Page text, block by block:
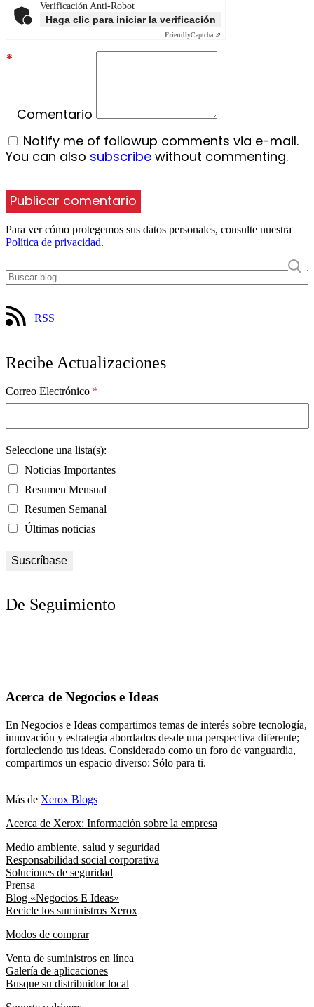
Verificación Anti-Robot
Haga clic para iniciar la verificación
FriendlyCaptcha ⇗
Comentario
*
Notify me of followup comments via e-mail.
You can also subscribe without commenting.
Para ver cómo protegemos sus datos personales, consulte nuestra
Política de privacidad.
RSS
Recibe Actualizaciones
Correo Electrónico *
Seleccione una lista(s):
Noticias Importantes
Resumen Mensual
Resumen Semanal
Últimas noticias
De Seguimiento
Acerca de Negocios e Ideas
En Negocios e Ideas compartimos temas de interés sobre tecnología,
innovación y estrategia abordados desde una perspectiva diferente;
fortaleciendo tus ideas. Considerado como un foro de vanguardia,
compartimos un espacio diverso: Sólo para ti.
Más de Xerox Blogs
Acerca de Xerox: Información sobre la empresa
Medio ambiente, salud y seguridad
Responsabilidad social corporativa
Soluciones de seguridad
Prensa
Blog «Negocios E Ideas»
Recicle los suministros Xerox
Modos de comprar
Venta de suministros en línea
Galería de aplicaciones
Busque su distribuidor local